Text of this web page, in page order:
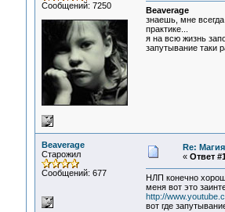
Сообщений: 7250
Beaverage
знаешь, мне
практике...
я на всю жизнь
запутывание таки
Beaverage
Старожил
Сообщений: 677
Re:
« Ответ
НЛП конечно
меня вот это
http://
вот где